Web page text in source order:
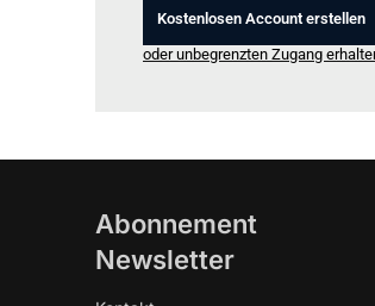
Kostenlosen Account erstellen
oder unbegrenzten Zugang
Abonnement
Newsletter